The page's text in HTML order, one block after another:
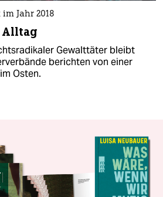
Jahr 2018
Alltag
Gewalttäter bleibt
berichten von einer
Osten.